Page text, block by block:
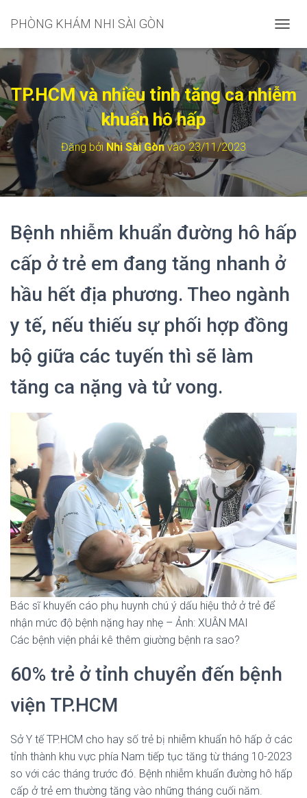
PHÒNG KHÁM NHI SÀI GÒN
H
Y
N
D
H
C
H
Í
H
TP.HCM và nhiều tỉnh tăng ca nhiễm
khuẩn hô hấp
Đăng bởi Nhi Sài Gònvào23/11/2023
Bệnh nhiễm khuẩn đường hô hấp
cấp ở trẻ em đang tăng nhanh ở
hầu hết địa phương. Theo ngành
y tế, nếu thiếu sự phối hợp đồng
bộ giữa các tuyến thì sẽ làm
tăng ca nặng và tử vong.
Bác sĩ khuyến cáo phụ huynh chú ý dấu hiệu thở ở trẻ để
nhận mức độ bệnh nặng hay nhẹ – Ảnh: XUÂN MAI
Các bệnh viện phải kê thêm giường bệnh ra sao?
60% trẻ ở tỉnh chuyển đến bệnh
viện TP.HCM
Sở Y tế TP.HCM cho hay số trẻ bị nhiễm khuẩn hô hấp ở các
tỉnh thành khu vực phía Nam tiếp tục tăng từ tháng 10-2023
so với các tháng trước đó. Bệnh nhiễm khuẩn đường hô hấp
cấp ở trẻ em thường tăng vào những tháng cuối năm.